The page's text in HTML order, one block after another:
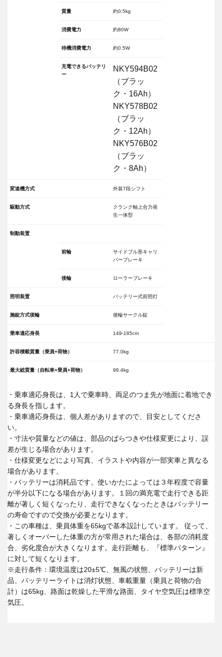
質量 約0.5kg
消費電力 約80W
待機消費電力 約0.5W
充電できるバッテリ
ー
NKY594B02
（ブラッ
ク・16Ah）
NKY578B02
（ブラッ
ク・12Ah）
NKY576B02
（ブラッ
ク・8Ah）
変速機方式 外装7段シフト
駆動方式
クランク軸上合力発
生一体型
制動装置
前輪
サイドプル形キャリ
パーブレーキ
後輪 ローラーブレーキ
照明装置 バッテリー式前照灯
施錠方式後輪 後輪サークル錠
乗車適応身長 149-185cm
許容積載質量（乗員+荷物） 77.0kg
最大総質量（自転車+乗員+荷物） 98.4kg
・乗車適応身長は、1人で乗車時、両足のつま先が地面に着地でき
る身長を指します。
・乗車適応身長は、個人差がありますので、目安としてくださ
い。
・寸法や質量などの値は、部品のばらつきや仕様変更により、誤
差が生じる場合があります。
・仕様変更などにより写真、イラストや内容が一部実車と異なる
場合があります。
・バッテリーは消耗品です。使いかたによっては３年程度で容量
が半分以下になる場合があります。１回の満充電で走行できる距
離が著しく短くなったり、走行できなくなったときはバッテリー
の寿命ですので交換が必要となります。
・この車種は、乗員体重を65kgで基本設計しています。 従って、
著しくオーバーした体重の方が常用された場合は、各部の消耗度
合、劣化度合が大きくなります。走行距離も、『標準パターン』
に対して短くなります。
※走行条件：環境温度は20±5℃、無風の状態、バッテリーは新
品、バッテリーライトは消灯状態、車載重量（乗員と荷物の合
計）は65kg、路面は乾燥した平滑な路面、タイヤ空気圧は標準空
気圧。